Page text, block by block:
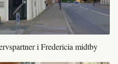
i Fredericia midtby